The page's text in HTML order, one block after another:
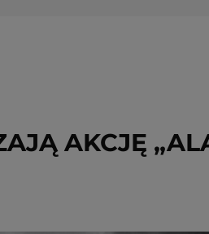
AKCJĘ